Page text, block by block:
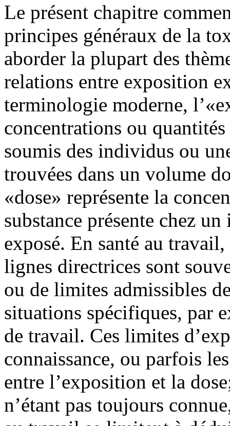
Le présent chapitre
principes généraux de la
aborder la plupart des
relations entre exposition
terminologie moderne,
concentrations ou
soumis des individus ou
trouvées dans un volume
«dose» représente la
substance présente chez
exposé. En santé au
lignes directrices sont
ou de limites admissibles
situations spécifiques, par
de travail. Ces limites
connaissance, ou parfois
entre l’exposition et la
n’étant pas toujours